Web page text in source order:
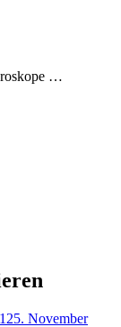
…
25. November